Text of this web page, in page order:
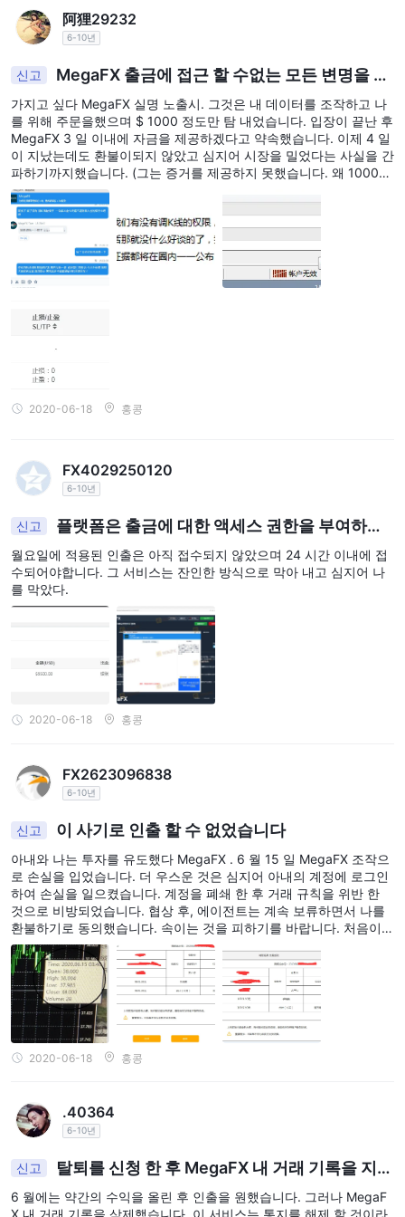
고 명시되어 있습니다. 그러나 기능적인 거래 플랫폼의 부재와 브로
커의 의심스러운 평판으로 인해 검증된 정보가 부족하여 이러한 상
이 브로커에 주의 깊게 접근해야 하며 보다 안전하고 투명한 거래 경
험을 위해 보다 평판이 좋고 규제된 대안을 고려해야 합니다.
계정 유형
MEGAFXCM LIMITED표준 및 ecn이라는 두 가지 주요 거래 계좌 유
형을 제공합니다. 그러나 이러한 계좌 유형에 관한 세부 정보는 제한
되어 있으며 잠재적인 거래자가 우려할 수 있는 특정 정보가 부족하
다는 점에 유의하는 것이 중요합니다. 계정 유형에 대한 분석은 다음
과 같습니다.
제공되는 계정 유형 MEGAFXCM LIMITED :
영향력
큰 포지션을 제어할 수 있습니다. 높은 레버리지는 잠재적 이익을 증
폭시킬 수 있지만 거래와 관련된 위험 수준도 크게 높입니다. 1:500
일부 거래자에게 매력적일 수 있지만, 높은 레버리지는 잠재적 손실
도 확대한다는 점을 강조하는 것이 중요합니다. 거래자는 특히 외환
처럼 변동성이 큰 시장에서 높은 레버리지 사용을 고려할 때 주의를
리지의 가용성이 반드시 긍정적인 특징은 아니라는 점을 기억하는
것이 중요합니다. 현명하게 사용하지 않으면 상당한 손실을 초래할
수 있기 때문입니다.
MEGAFXCM LIMITED스프레드 및 커미션에 대한 제한된 정보를 제
공하며, 이는 이러한 요소가 표준 및 ecn과 같이 제공하는 거래 계좌
유형에 따라 달라질 수 있음을 나타냅니다. 그러나 스프레드 및 커미
니다. 이러한 투명성 부족으로 인해 거래자는 브로커와의 거래의 비
용 효율성을 평가하기가 어려워지고 잠재적인 숨겨진 수수료나 불리
비용에 대해 브로커로부터 명확한 설명을 구하고 이를 다른 브로커
와 비교하여 정보에 입각한 결정을 내리는 것이 좋습니다.
입금 및 출금
입금 방법: MEGAFXCM LIMITED 다음을 포함한 다양한 입금 방법
을 제공합니다.
비자/마스터카드
은행 송금
스크릴
넷텔러
비트코인(참고: 일부 정보에서는 비트코인을 기본 입금 방법으로 제
eMERCHANTPAY
안전충전
다. 인출 처리 방법에 대한 자세한 내용을 알아보려면 거래자는 브로
커에게 직접 문의해야 합니다.
阿狸29232
6-10년
신고
MegaFX 출금에 접근 할 수없는 모든 변명을 찾
습니다 (저는 보통 고객이며 시장 밀고있는 전사가되
었습니다)
가지고 싶다 MegaFX 실명 노출시. 그것은 내 데이터를 조작하고 나
를 위해 주문을했으며 $ 1000 정도만 탐 내었습니다. 입장이 끝난 후
MegaFX 3 일 이내에 자금을 제공하겠다고 약속했습니다. 이제 4 일
이 지났는데도 환불이되지 않았고 심지어 시장을 밀었다는 사실을 간
파하기까지했습니다. (그는 증거를 제공하지 못했습니다. 왜 1000
달러만으로 그렇게해야합니까? 너무 멍청합니다.) 세일즈맨과 서비
스는 계속 곤경에 처했습니다. 나는 이것을 노출시켜야합니다. 확실
히 사기 플랫폼입니다.
2020-06-18 홍콩
FX4029250120
6-10년
신고
플랫폼은 출금에 대한 액세스 권한을 부여하지
않고 나를 차단했습니다.
월요일에 적용된 인출은 아직 접수되지 않았으며 24 시간 이내에 접
수되어야합니다. 그 서비스는 잔인한 방식으로 막아 내고 심지어 나
를 막았다.
2020-06-18 홍콩
FX2623096838
6-10년
신고 이 사기로 인출 할 수 없었습니다
아내와 나는 투자를 유도했다 MegaFX . 6 월 15 일 MegaFX 조작으
로 손실을 입었습니다. 더 우스운 것은 심지어 아내의 계정에 로그인
하여 손실을 일으켰습니다. 계정을 폐쇄 한 후 거래 규칙을 위반 한
것으로 비방되었습니다. 협상 후, 에이전트는 계속 보류하면서 나를
환불하기로 동의했습니다. 속이는 것을 피하기를 바랍니다. 처음이
아니어야합니다.
2020-06-18 홍콩
.40364
6-10년
신고
탈퇴를 신청 한 후 MegaFX 내 거래 기록을 지우
고 계속 쉬었습니다.
6 월에는 약간의 수익을 올린 후 인출을 원했습니다. 그러나 MegaF